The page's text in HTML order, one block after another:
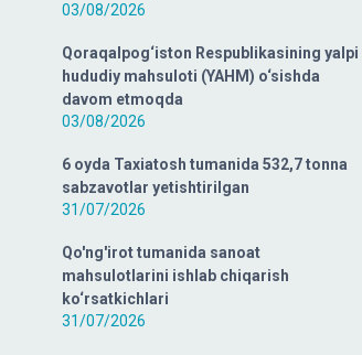
03/08/2026
Qoraqalpog‘iston Respublikasining yalpi
hududiy mahsuloti (YAHM) o‘sishda
davom etmoqda
03/08/2026
6 oyda Taxiatosh tumanida 532,7 tonna
sabzavotlar yetishtirilgan
31/07/2026
Qo'ng'irot tumanida sanoat
mahsulotlarini ishlab chiqarish
ko‘rsatkichlari
31/07/2026